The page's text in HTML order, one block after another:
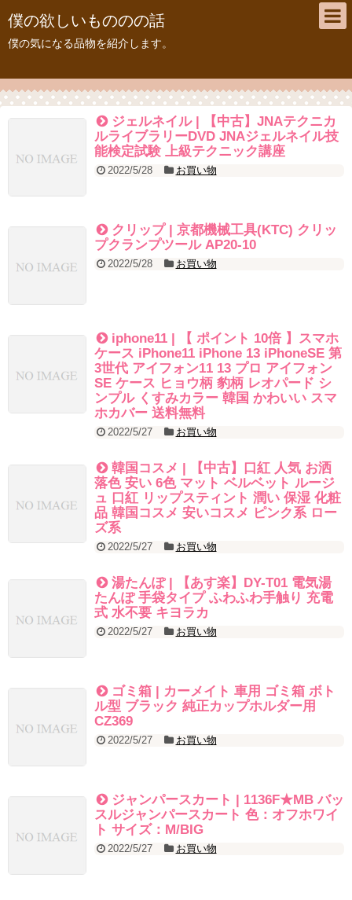
僕の欲しいもののの話
僕の気になる品物を紹介します。
ジェルネイル | 【中古】JNAテクニカ
ルライブラリーDVD JNAジェルネイル技
能検定試験 上級テクニック講座
2022/5/28 お買い物
クリップ | 京都機械工具(KTC) クリッ
プクランプツール AP20-10
2022/5/28 お買い物
iphone11 | 【 ポイント 10倍 】スマホ
ケース iPhone11 iPhone 13 iPhoneSE 第
3世代 アイフォン11 13 プロ アイフォン
SE ケース ヒョウ柄 豹柄 レオパード シ
ンプル くすみカラー 韓国 かわいい スマ
ホカバー 送料無料
2022/5/27 お買い物
韓国コスメ | 【中古】口紅 人気 お洒
落色 安い 6色 マット ベルベット ルージ
ュ 口紅 リップスティント 潤い 保湿 化粧
品 韓国コスメ 安いコスメ ピンク系 ロー
ズ系
2022/5/27 お買い物
湯たんぽ | 【あす楽】DY-T01 電気湯
たんぽ 手袋タイプ ふわふわ手触り 充電
式 水不要 キヨラカ
2022/5/27 お買い物
ゴミ箱 | カーメイト 車用 ゴミ箱 ボト
ル型 ブラック 純正カップホルダー用
CZ369
2022/5/27 お買い物
ジャンパースカート | 1136F★MB バッ
スルジャンパースカート 色：オフホワイ
ト サイズ：M/BIG
2022/5/27 お買い物